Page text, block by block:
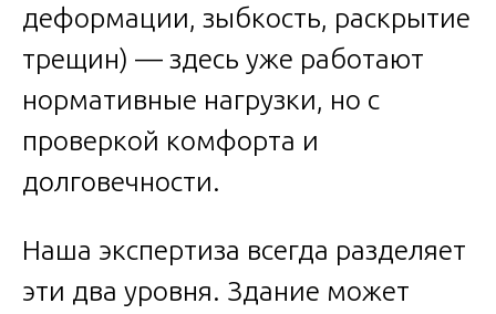
деформации, зыбкость, раскрытие
трещин) — здесь уже работают
нормативные нагрузки, но с
проверкой комфорта и
долговечности.
Наша экспертиза всегда разделяет
эти два уровня. Здание может